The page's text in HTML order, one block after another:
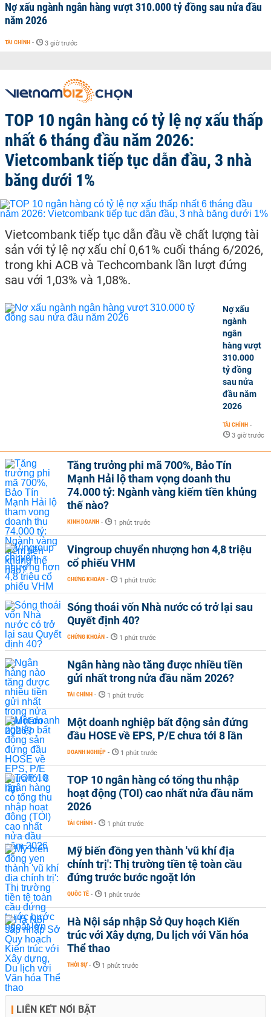
Nợ xấu ngành ngân hàng vượt 310.000 tỷ đồng sau nửa đầu
năm 2026
TÀI CHÍNH - 3 giờ trước
TOP 10 ngân hàng có tỷ lệ nợ xấu thấp
nhất 6 tháng đầu năm 2026:
Vietcombank tiếp tục dẫn đầu, 3 nhà
băng dưới 1%
Vietcombank tiếp tục dẫn đầu về chất lượng tài
sản với tỷ lệ nợ xấu chỉ 0,61% cuối tháng 6/2026,
trong khi ACB và Techcombank lần lượt đứng
sau với 1,03% và 1,08%.
Nợ xấu
ngành
ngân
hàng vượt
310.000
tỷ đồng
sau nửa
đầu năm
2026
TÀI CHÍNH -
3 giờ trước
Tăng trưởng phi mã 700%, Bảo Tín
Mạnh Hải lộ tham vọng doanh thu
74.000 tỷ: Ngành vàng kiếm tiền khủng
thế nào?
KINH DOANH - 1 phút trước
Vingroup chuyển nhượng hơn 4,8 triệu
cổ phiếu VHM
CHỨNG KHOÁN - 1 phút trước
Sóng thoái vốn Nhà nước có trở lại sau
Quyết định 40?
CHỨNG KHOÁN - 1 phút trước
Ngân hàng nào tăng được nhiều tiền
gửi nhất trong nửa đầu năm 2026?
TÀI CHÍNH - 1 phút trước
Một doanh nghiệp bất động sản đứng
đầu HOSE về EPS, P/E chưa tới 8 lần
DOANH NGHIỆP - 1 phút trước
TOP 10 ngân hàng có tổng thu nhập
hoạt động (TOI) cao nhất nửa đầu năm
2026
TÀI CHÍNH - 1 phút trước
Mỹ biến đồng yen thành 'vũ khí địa
chính trị': Thị trường tiền tệ toàn cầu
đứng trước bước ngoặt lớn
QUỐC TẾ - 1 phút trước
Hà Nội sáp nhập Sở Quy hoạch Kiến
trúc với Xây dựng, Du lịch với Văn hóa
Thể thao
THỜI SỰ - 1 phút trước
LIÊN KẾT NỔI BẬT